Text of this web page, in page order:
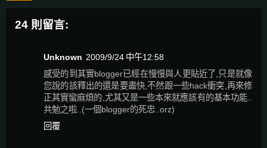
24 則留言:
Unknown 2009/9/24 中午12:58
感受的到其實blogger已經在慢慢與人更貼近了,只是就像
您說的該釋出的還是要盡快,不然跟一些hack衝突,再來修
正其實蠻麻煩的,尤其又是一些本來就應該有的基本功能..
共勉之啦..(一個blogger的死忠..orz)
回覆